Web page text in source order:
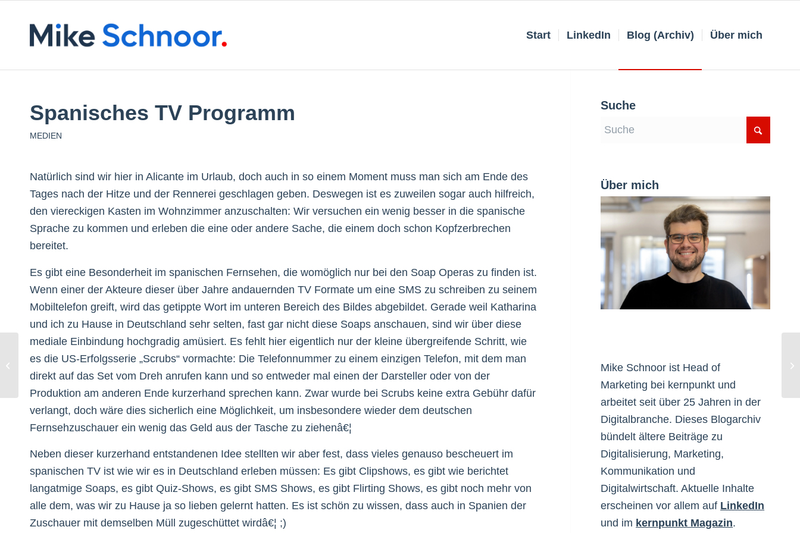
Start LinkedIn Blog (Archiv) Über mich
Spanisches TV Programm
MEDIEN
Natürlich sind wir hier in Alicante im Urlaub, doch auch in so einem Moment muss man sich am Ende des
Tages nach der Hitze und der Rennerei geschlagen geben. Deswegen ist es zuweilen sogar auch hilfreich,
den viereckigen Kasten im Wohnzimmer anzuschalten: Wir versuchen ein wenig besser in die spanische
Sprache zu kommen und erleben die eine oder andere Sache, die einem doch schon Kopfzerbrechen
bereitet.
Es gibt eine Besonderheit im spanischen Fernsehen, die womöglich nur bei den Soap Operas zu finden ist.
Wenn einer der Akteure dieser über Jahre andauernden TV Formate um eine SMS zu schreiben zu seinem
Mobiltelefon greift, wird das getippte Wort im unteren Bereich des Bildes abgebildet. Gerade weil Katharina
und ich zu Hause in Deutschland sehr selten, fast gar nicht diese Soaps anschauen, sind wir über diese
mediale Einbindung hochgradig amüsiert. Es fehlt hier eigentlich nur der kleine übergreifende Schritt, wie
es die US-Erfolgsserie „Scrubs“ vormachte: Die Telefonnummer zu einem einzigen Telefon, mit dem man
direkt auf das Set vom Dreh anrufen kann und so entweder mal einen der Darsteller oder von der
Produktion am anderen Ende kurzerhand sprechen kann. Zwar wurde bei Scrubs keine extra Gebühr dafür
verlangt, doch wäre dies sicherlich eine Möglichkeit, um insbesondere wieder dem deutschen
Fernsehzuschauer ein wenig das Geld aus der Tasche zu ziehenâ€¦
Neben dieser kurzerhand entstandenen Idee stellten wir aber fest, dass vieles genauso bescheuert im
spanischen TV ist wie wir es in Deutschland erleben müssen: Es gibt Clipshows, es gibt wie berichtet
langatmige Soaps, es gibt Quiz-Shows, es gibt SMS Shows, es gibt Flirting Shows, es gibt noch mehr von
alle dem, was wir zu Hause ja so lieben gelernt hatten. Es ist schön zu wissen, dass auch in Spanien der
Zuschauer mit demselben Müll zugeschüttet wirdâ€¦ ;)
Suche
Über mich
Mike Schnoor ist Head of
Marketing bei kernpunkt und
arbeitet seit über 25 Jahren in der
Digitalbranche. Dieses Blogarchiv
bündelt ältere Beiträge zu
Digitalisierung, Marketing,
Kommunikation und
Digitalwirtschaft. Aktuelle Inhalte
erscheinen vor allem auf LinkedIn
und im kernpunkt Magazin.
Die Qual der Leserblogs